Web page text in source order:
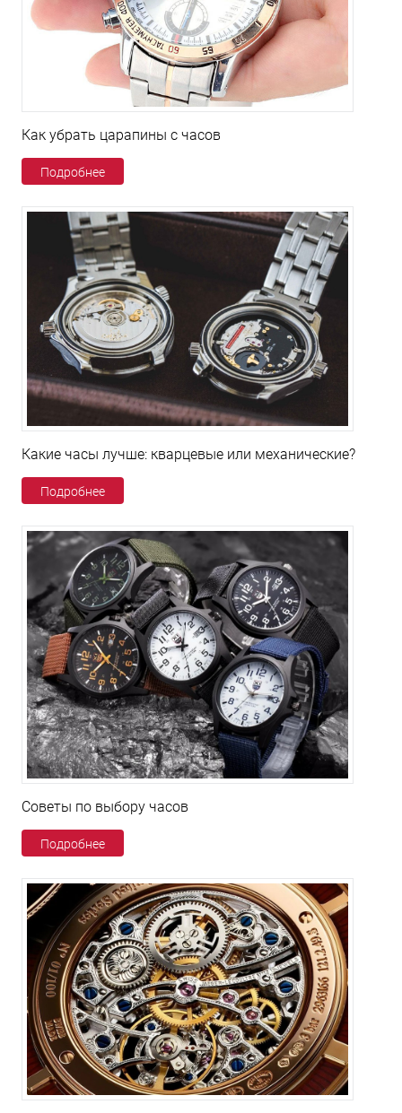
Как убрать царапины с часов
Подробнее
Какие часы лучше: кварцевые или механические?
Подробнее
Советы по выбору часов
Подробнее